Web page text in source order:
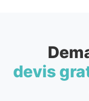
devis